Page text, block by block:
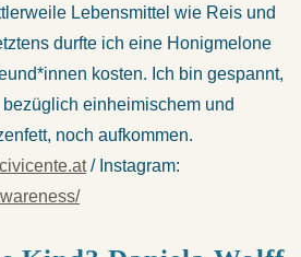
Lebensmittel wie Reis und
durfte ich eine Honigmelone
kosten. Ich bin gespannt,
einheimischem und
noch aufkommen.
/ Instagram: